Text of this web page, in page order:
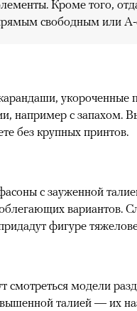
Кроме того,
свободным или А-
укороченные
например с запахом.
без крупных принтов.
с зауженной
вариантов.
фигуре
смотреться модели
талией — их